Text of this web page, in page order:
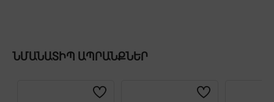
ՆՄԱՆԱՏԻՊ ԱՊՐԱՆՔՆԵՐ